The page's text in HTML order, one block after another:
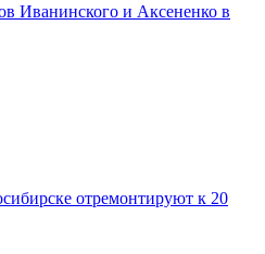
Иванинского и Аксененко в
отремонтируют к 20